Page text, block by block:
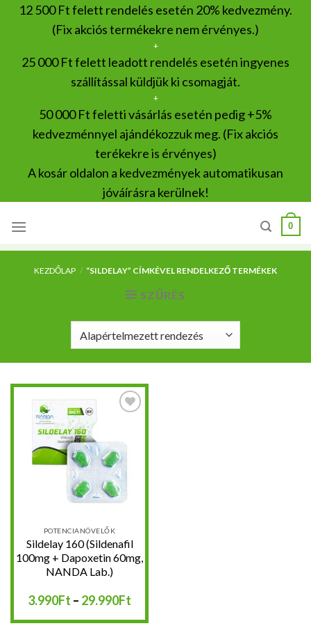
12 500 Ft felett rendelés esetén 20% kedvezmény.
(Fix akciós termékekre nem érvényes.)
+
25 000 Ft felett leadott rendelés esetén ingyenes
szállítással küldjük ki csomagját.
+
50 000 Ft feletti vásárlás esetén pedig +5%
kedvezménnyel ajándékozzuk meg. (Fix akciós
terékekre is érvényes)
A kosár oldalon a kedvezmények automatikusan
jóváírásra kerülnek!
0
KEZDŐLAP / “SILDELAY” CÍMKÉVEL RENDELKEZŐ TERMÉKEK
SZŰRÉS
Kedvencekhez
POTENCIANÖVELŐK
Sildelay 160 (Sildenafil
100mg + Dapoxetin 60mg,
NANDA Lab.)
3.990Ft – 29.990Ft
-